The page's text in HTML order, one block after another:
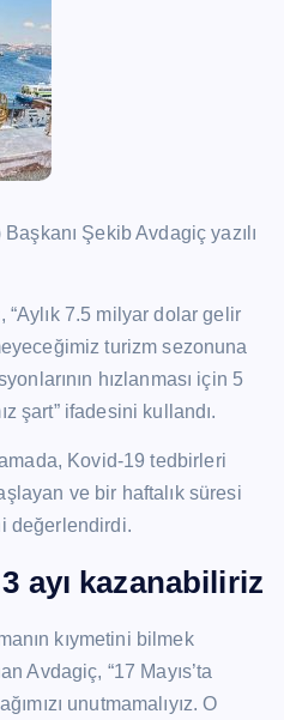
Şekib Avdagiç yazılı
“Aylık 7.5 milyar dolar gelir
turizm sezonuna
hızlanması için 5
şart” ifadesini kullandı.
Kovid-19 tedbirleri
ve bir haftalık süresi
değerlendirdi.
ayı kazanabiliriz
kıymetini bilmek
Avdagiç, “17 Mayıs’ta
unutmamalıyız. O